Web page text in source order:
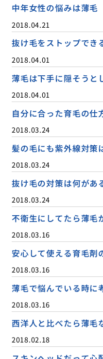
中年女性の悩みは薄毛
2018.04.21
抜け毛をストップでき
2018.04.01
薄毛は下手に隠そうと
2018.04.01
自分に合った育毛の仕
2018.03.24
髪の毛にも紫外線対策
2018.03.24
抜け毛の対策は何があ
2018.03.24
不衛生にしてたら薄毛
2018.03.16
安心して使える育毛剤
2018.03.16
薄毛で悩んでいる時に
2018.03.16
西洋人と比べたら薄毛
2018.02.18